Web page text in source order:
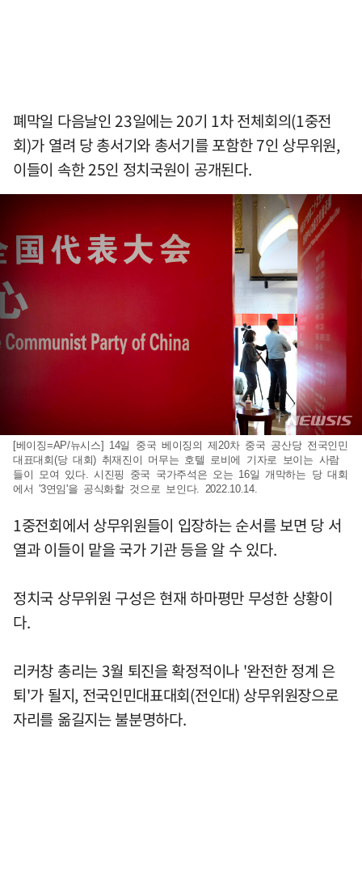
폐막일 다음날인 23일에는 20기 1차 전체회의(1중전
회)가 열려 당 총서기와 총서기를 포함한 7인 상무위원,
이들이 속한 25인 정치국원이 공개된다.
[베이징=AP/뉴시스] 14일 중국 베이징의 제20차 중국 공산당 전국인민
대표대회(당 대회) 취재진이 머무는 호텔 로비에 기자로 보이는 사람
들이 모여 있다. 시진핑 중국 국가주석은 오는 16일 개막하는 당 대회
에서 '3연임'을 공식화할 것으로 보인다. 2022.10.14.
1중전회에서 상무위원들이 입장하는 순서를 보면 당 서
열과 이들이 맡을 국가 기관 등을 알 수 있다.
정치국 상무위원 구성은 현재 하마평만 무성한 상황이
다.
리커창 총리는 3월 퇴진을 확정적이나 '완전한 정계 은
퇴'가 될지, 전국인민대표대회(전인대) 상무위원장으로
자리를 옮길지는 불분명하다.